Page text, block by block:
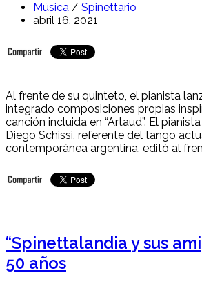
Música / Spinettario
abril 16, 2021
Al frente de su quinteto, el pianista
integrado composiciones propias
canción incluida en “Artaud”. El
Diego Schissi, referente del tango
contemporánea argentina, editó al
“Spinettalandia y sus
50 años